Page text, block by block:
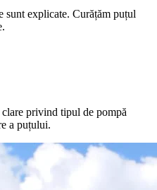
sunt explicate. Curățăm puțul
privind tipul de pompă
a puțului.